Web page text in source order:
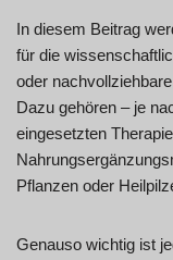
In diesem Beitrag
für die
oder
Dazu gehören – je
eingesetzten
Pflanzen oder
Genauso wichtig ist